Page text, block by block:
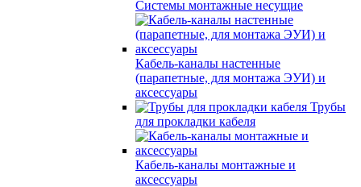
Системы монтажные несущие
Кабель-каналы настенные
(парапетные, для монтажа ЭУИ) и
аксессуары
Трубы
для прокладки кабеля
Кабель-каналы монтажные и
аксессуары